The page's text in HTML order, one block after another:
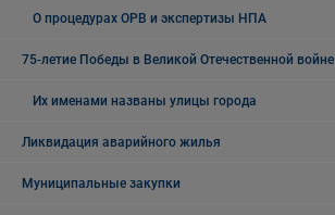
О процедурах ОРВ и экспертизы НПА
75-летие Победы в Великой Отечественной войне
Их именами названы улицы города
Ликвидация аварийного жилья
Муниципальные закупки